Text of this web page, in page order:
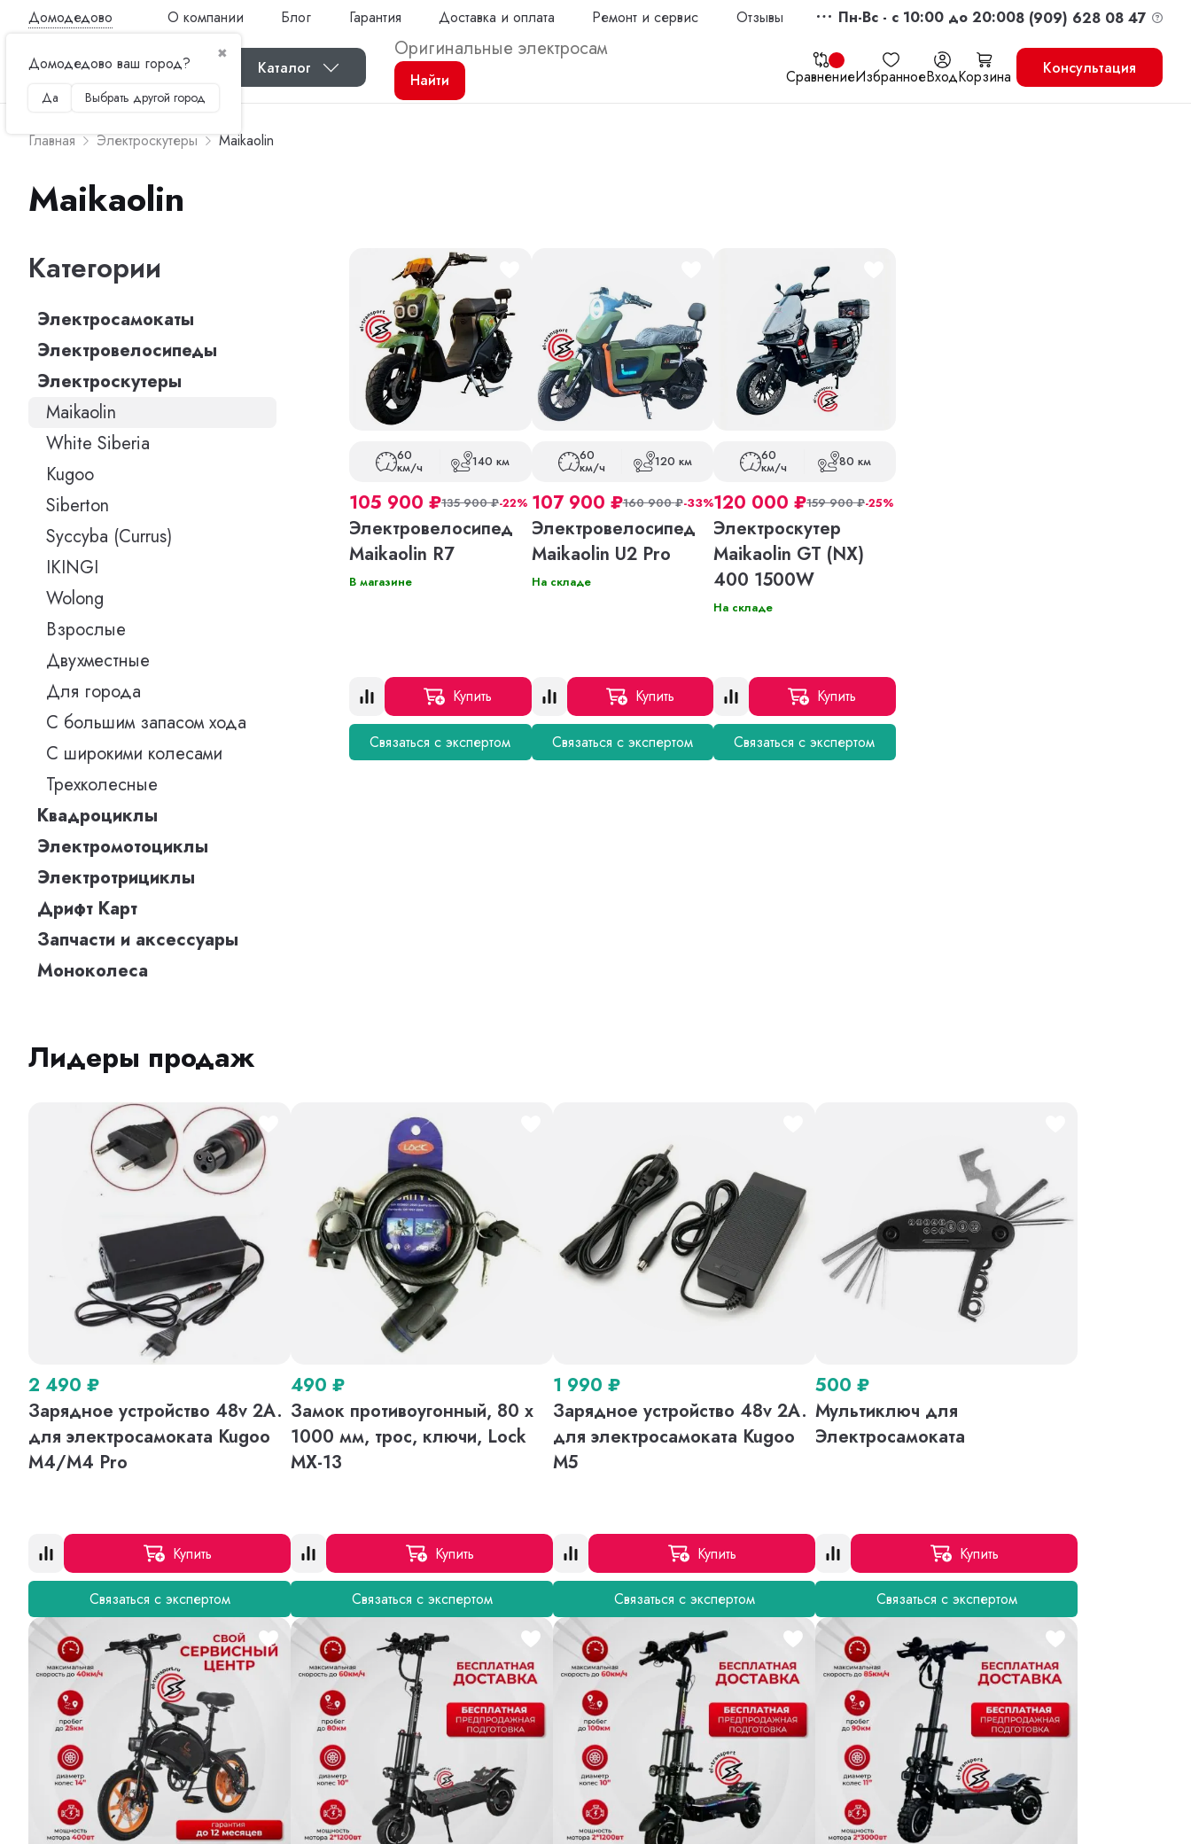
Домодедово
✖
Домодедово ваш город?
Да Выбрать другой город
О компании Блог Гарантия Доставка и оплата Ремонт и сервис Отзывы Пн-Вс - c 10:00 до 20:008 (909) 628 08 47
Каталог СравнениеИзбранноеВходКорзина
Найти
Консультация
Главная Электроскутеры Maikaolin
Maikaolin
Категории
Электросамокаты
Электровелосипеды
Электроскутеры
Maikaolin
White Siberia
Kugoo
Siberton
Syccyba (Currus)
IKINGI
Wolong
Взрослые
Двухместные
Для города
С большим запасом хода
С широкими колесами
Трехколесные
Квадроциклы
Электромотоциклы
Электротрициклы
Дрифт Карт
Запчасти и аксессуары
Моноколеса
60
км/ч 140 км
105 900 ₽135 900₽-22%
Электровелосипед
Maikaolin R7
В магазине
Купить
Связаться с экспертом
60
км/ч 120 км
107 900 ₽160 900₽-33%
Электровелосипед
Maikaolin U2 Pro
На складе
Купить
Связаться с экспертом
60
км/ч 80 км
120 000 ₽159 900₽-25%
Электроскутер
Maikaolin GT (NX)
400 1500W
На складе
Купить
Связаться с экспертом
Лидеры продаж
2 490 ₽
Зарядное устройство 48v 2A.
для электросамоката Kugoo
M4/M4 Pro
Купить
Связаться с экспертом
490 ₽
Замок противоугонный, 80 х
1000 мм, трос, ключи, Lock
MX-13
Купить
Связаться с экспертом
1 990 ₽
Зарядное устройство 48v 2A.
для электросамоката Kugoo
M5
Купить
Связаться с экспертом
500 ₽
Мультиключ для
Электросамоката
Купить
Связаться с экспертом